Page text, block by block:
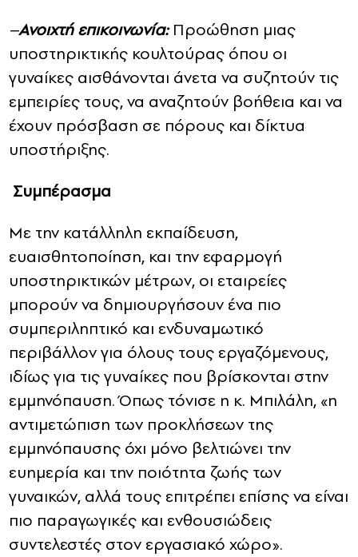
–Ανοιχτή επικοινωνία:Προώθηση μιας
υποστηρικτικής κουλτούρας όπου οι
γυναίκες αισθάνονται άνετα να συζητούν τις
εμπειρίες τους, να αναζητούν βοήθεια και να
έχουν πρόσβαση σε πόρους και δίκτυα
υποστήριξης.
Συμπέρασμα
Με την κατάλληλη εκπαίδευση,
ευαισθητοποίηση, και την εφαρμογή
υποστηρικτικών μέτρων, οι εταιρείες
μπορούν να δημιουργήσουν ένα πιο
συμπεριληπτικό και ενδυναμωτικό
περιβάλλον για όλους τους εργαζόμενους,
ιδίως για τις γυναίκες που βρίσκονται στην
εμμηνόπαυση. Όπως τόνισε η κ. Μπιλάλη, «η
αντιμετώπιση των προκλήσεων της
εμμηνόπαυσης όχι μόνο βελτιώνει την
ευημερία και την ποιότητα ζωής των
γυναικών, αλλά τους επιτρέπει επίσης να είναι
πιο παραγωγικές και ενθουσιώδεις
συντελεστές στον εργασιακό χώρο».